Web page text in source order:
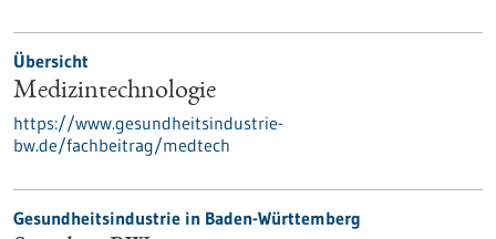
Übersicht
Medizintechnologie
https://www.gesundheitsindustrie-
bw.de/fachbeitrag/medtech
Gesundheitsindustrie in Baden-Württemberg